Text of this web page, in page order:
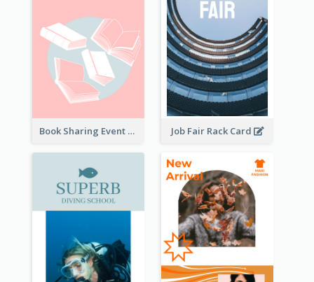
Book Sharing Event Rack Card Job Fair Rack Card